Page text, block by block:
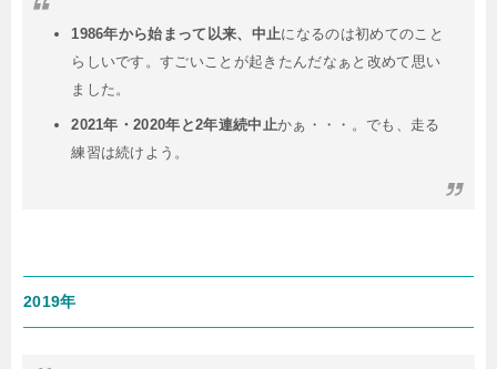
1986年から始まって以来、中止になるのは初めてのこと
らしいです。すごいことが起きたんだなぁと改めて思い
ました。
2021年・2020年と2年連続中止かぁ・・・。でも、走る
練習は続けよう。
2019年